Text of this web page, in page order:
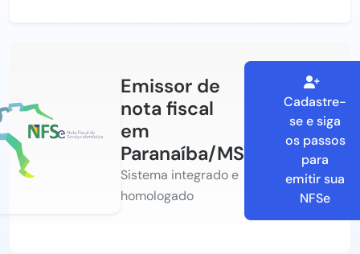
Emissor de
nota fiscal
em
Paranaíba/MS
Sistema integrado e
homologado
Cadastre-
se e siga
os passos
para
emitir sua
NFSe